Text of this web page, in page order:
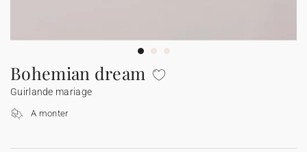
Toutes les cartes digitales
Fêtes & Occasions
Bohemian dream
Guirlande mariage
A monter